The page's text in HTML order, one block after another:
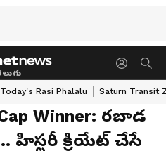
Today's Rasi Phalalu Saturn Transit
Winner: రబాడ
హిస్టరీ క్రియేట్ చేసే